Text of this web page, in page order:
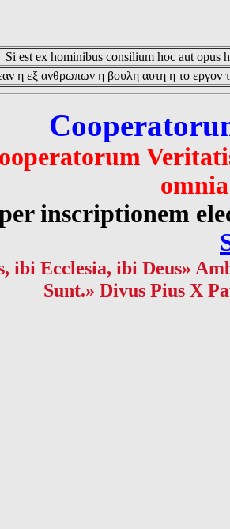
Si est ex hominibus consilium hoc aut opus
η εξ ανθρωπων η βουλη αυτη η το εργον
inscriptionem
ibi Ecclesia, ibi Deus»
Sunt.» Divus Pius X